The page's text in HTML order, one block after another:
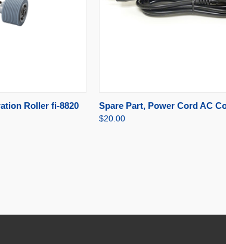
AJOUTER AU
PANIER
Roller fi-8820
APERÇU RAPIDE
Spare Part, Power Cord AC
$20.00